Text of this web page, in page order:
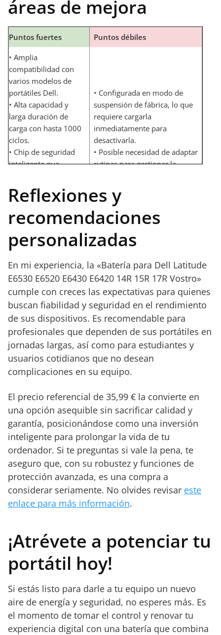
áreas de mejora
Puntos fuertes Puntos débiles
• Amplia
compatibilidad con
varios modelos de
portátiles Dell.
• Alta capacidad y
larga duración de
carga con hasta 1000
ciclos.
• Chip de seguridad
inteligente que
sobrecargas y otros
riesgos.
meses y soporte al
cliente que inspira
confianza.
• Configurada en modo de
suspensión de fábrica, lo que
requiere cargarla
inmediatamente para
desactivarla.
• Posible necesidad de adaptar
rutinas para gestionar la
de carga de forma inmediata, el
portátil no se encenderá.
Reflexiones y
recomendaciones
personalizadas
En mi experiencia, la «Batería para Dell Latitude
E6530 E6520 E6430 E6420 14R 15R 17R Vostro»
cumple con creces las expectativas para quienes
buscan fiabilidad y seguridad en el rendimiento
de sus dispositivos. Es recomendable para
profesionales que dependen de sus portátiles en
jornadas largas, así como para estudiantes y
usuarios cotidianos que no desean
complicaciones en su equipo.
El precio referencial de 35,99 € la convierte en
una opción asequible sin sacrificar calidad y
garantía, posicionándose como una inversión
inteligente para prolongar la vida de tu
ordenador. Si te preguntas si vale la pena, te
aseguro que, con su robustez y funciones de
protección avanzada, es una compra a
considerar seriamente. No olvides revisar este
enlace para más información.
¡Atrévete a potenciar tu
portátil hoy!
Si estás listo para darle a tu equipo un nuevo
aire de energía y seguridad, no esperes más. Es
el momento de tomar el control y renovar tu
experiencia digital con una batería que combina